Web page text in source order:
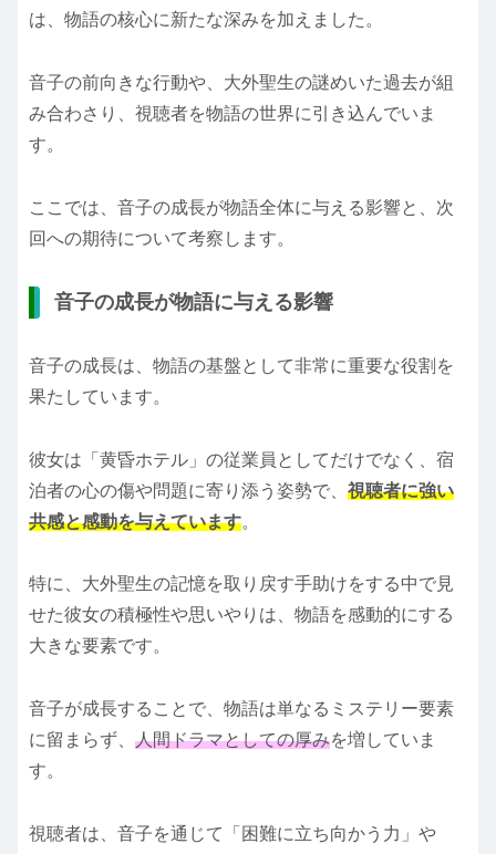
は、物語の核心に新たな深みを加えました。
音子の前向きな行動や、大外聖生の謎めいた過去が組
み合わさり、視聴者を物語の世界に引き込んでいま
す。
ここでは、音子の成長が物語全体に与える影響と、次
回への期待について考察します。
音子の成長が物語に与える影響
音子の成長は、物語の基盤として非常に重要な役割を
果たしています。
彼女は「黄昏ホテル」の従業員としてだけでなく、宿
泊者の心の傷や問題に寄り添う姿勢で、 視聴者に強い
共感と感動を与えています。
特に、大外聖生の記憶を取り戻す手助けをする中で見
せた彼女の積極性や思いやりは、物語を感動的にする
大きな要素です。
音子が成長することで、物語は単なるミステリー要素
に留まらず、 人間ドラマとしての厚みを増していま
す。
視聴者は、音子を通じて「困難に立ち向かう力」や